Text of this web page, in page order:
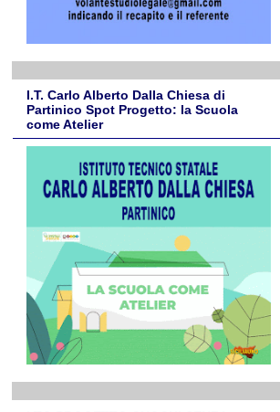
I.T. Carlo Alberto Dalla Chiesa di
Partinico Spot Progetto: la Scuola
come Atelier